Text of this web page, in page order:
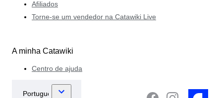
Afiliados
Torne-se um vendedor na Catawiki Live
A minha Catawiki
Centro de ajuda